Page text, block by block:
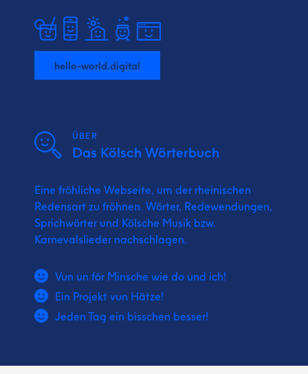
hello-world.digital
ÜBER
Das Kölsch Wörterbuch
Eine fröhliche Webseite, um der rheinischen
Redensart zu fröhnen. Wörter, Redewendungen,
Sprichwörter und Kölsche Musik bzw.
Karnevalslieder nachschlagen.
Vun un för Minsche wie do und ich!
Ein Projekt vun Hätze!
Jeden Tag ein bisschen besser!